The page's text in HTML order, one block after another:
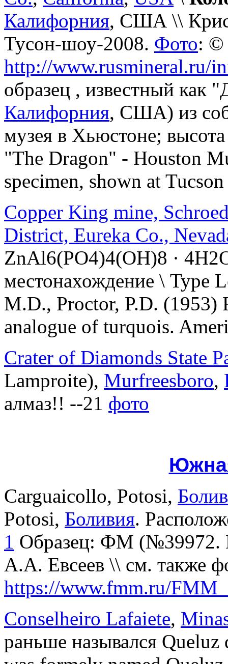
Калифорния, США \\
Тусон-шоу-2008. Фото:
http://www.rusmineral.ru/
образец , известный как
Калифорния, США) из
музея в Хьюстоне;
"The Dragon" - Houston
specimen, shown at
Copper King mine,
District, Eureka Co.,
ZnAl6(PO4)4(OH)8 ·
местонахождение \ Type
M.D., Proctor, P.D. (1953)
analogue of turquois.
Crater of Diamonds State
Lamproite), Murfreesboro,
алмаз!! --21 фото
Carguaicollo, Potosi,
Potosi, Боливия.
1 Образец: ФМ (№39972.
А.А. Евсеев \\ см. также
https://www.fmm.ru/
Conselheiro Lafaiete,
раньше назывался